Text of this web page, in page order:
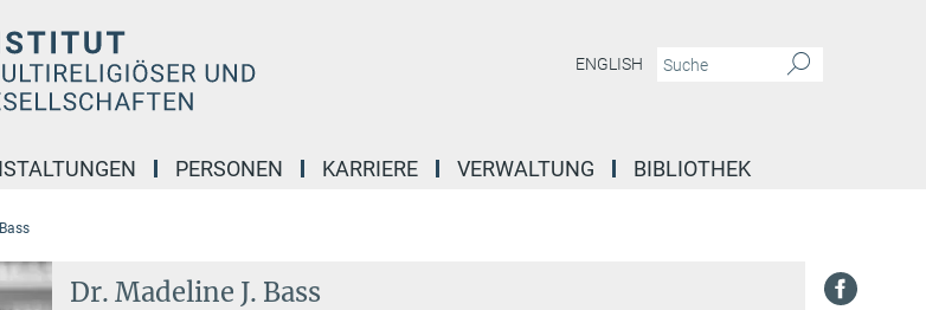
ENGLISH
PERSONEN KARRIERE VERWALTUNG BIBLIOTHEK
Dr. Madeline J. Bass